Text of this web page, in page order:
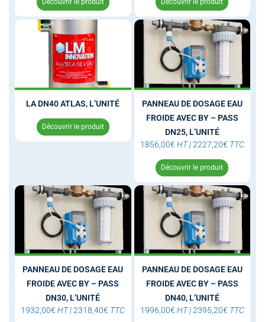
Découvrir le produit Découvrir le produit
LA DN40 ATLAS, L’UNITÉ
Découvrir le produit
PANNEAU DE DOSAGE EAU
FROIDE AVEC BY – PASS
DN25, L’UNITÉ
1856,00€ HT | 2227,20€ TTC
Découvrir le produit
PANNEAU DE DOSAGE EAU
FROIDE AVEC BY – PASS
DN30, L’UNITÉ
1932,00€ HT| 2318,40€ TTC
PANNEAU DE DOSAGE EAU
FROIDE AVEC BY – PASS
DN40, L’UNITÉ
1996,00€ HT | 2395,20€ TTC